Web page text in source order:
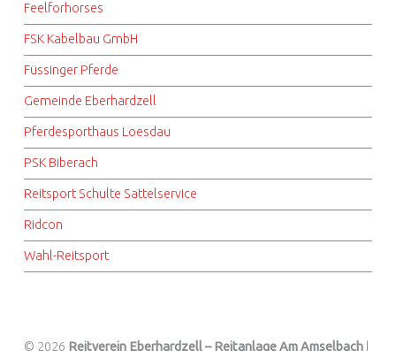
Feelforhorses
FSK Kabelbau GmbH
Füssinger Pferde
Gemeinde Eberhardzell
Pferdesporthaus Loesdau
PSK Biberach
Reitsport Schulte Sattelservice
Ridcon
Wahl-Reitsport
© 2026 Reitverein Eberhardzell – Reitanlage Am Amselbach